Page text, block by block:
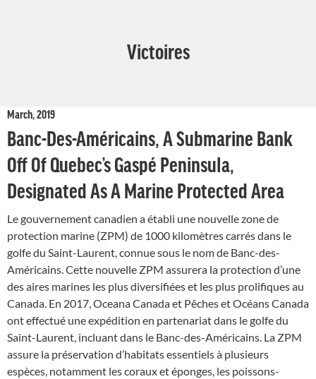
Victoires
March, 2019
Banc-Des-Américains, A Submarine Bank
Off Of Quebec’s Gaspé Peninsula,
Designated As A Marine Protected Area
Le gouvernement canadien a établi une nouvelle zone de
protection marine (ZPM) de 1000 kilomètres carrés dans le
golfe du Saint-Laurent, connue sous le nom de Banc-des-
Américains. Cette nouvelle ZPM assurera la protection d’une
des aires marines les plus diversifiées et les plus prolifiques au
Canada. En 2017, Oceana Canada et Pêches et Océans Canada
ont effectué une expédition en partenariat dans le golfe du
Saint-Laurent, incluant dans le Banc-des-Américains. La ZPM
assure la préservation d’habitats essentiels à plusieurs
espèces, notamment les coraux et éponges, les poissons-